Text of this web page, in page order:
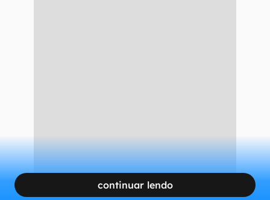
continuar lendo